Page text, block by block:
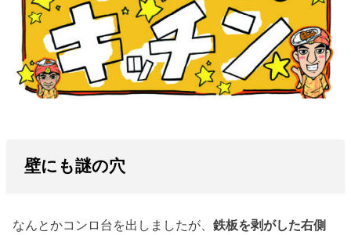
壁にも謎の穴
なんとかコンロ台を出しましたが、鉄板を剥がした右側